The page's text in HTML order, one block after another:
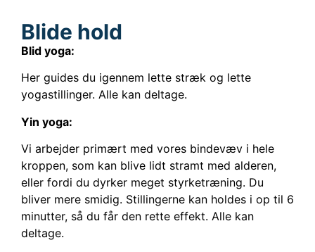
Blide hold
Blid yoga:
Her guides du igennem lette stræk og lette
yogastillinger. Alle kan deltage.
Yin yoga:
Vi arbejder primært med vores bindevæv i hele
kroppen, som kan blive lidt stramt med alderen,
eller fordi du dyrker meget styrketræning. Du
bliver mere smidig. Stillingerne kan holdes i op til 6
minutter, så du får den rette effekt. Alle kan
deltage.